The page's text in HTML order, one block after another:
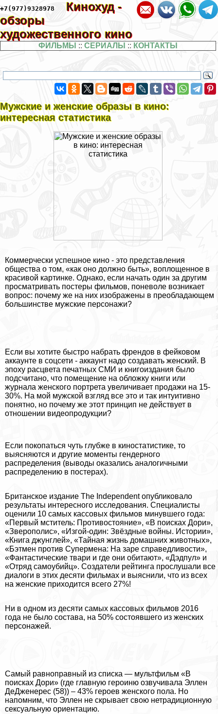
+7(977)9328978
Кинохуд -
обзоры
художественного кино
ФИЛЬМЫ :: СЕРИАЛЫ :: КОНТАКТЫ
Мужские и женские образы в кино:
интересная статистика
Коммерчески успешное кино - это представления
общества о том, «как оно должно быть», воплощенное в
красивой картинке. Однако, если начать один за другим
просматривать постеры фильмов, поневоле возникает
вопрос: почему же на них изображены в преобладающем
большинстве мужские персонажи?
Если вы хотите быстро набрать френдов в фейковом
аккаунте в соцсети - аккаунт надо создавать женский. В
эпоху расцвета печатных СМИ и книгоиздания было
подсчитано, что помещение на обложку книги или
журнала женского портрета увеличивает продажи на 15-
30%. На мой мужской взгляд все это и так интуитивно
понятно, но почему же этот принцип не действует в
отношении видеопродукции?
Если покопаться чуть глубже в киностатистике, то
выясняются и другие моменты гендерного
распределения (выводы оказались аналогичными
распределению в постерах).
Британское издание The Independent опубликовало
результаты интересного исследования. Специалисты
оценили 10 самых кассовых фильмов минувшего года:
«Первый мститель: Противостояние», «В поисках Дори»,
«Зверополис», «Изгой-один: Звёздные войны. Истории»,
«Книга джунглей», «Тайная жизнь домашних животных»,
«Бэтмен против Супермена: На заре справедливости»,
«Фантастические твари и где они обитают», «Дэдпул» и
«Отряд самоубийц». Создатели рейтинга прослушали все
диалоги в этих десяти фильмах и выяснили, что из всех
на женские приходится всего 27%!
Ни в одном из десяти самых кассовых фильмов 2016
года не было состава, на 50% состоявшего из женских
персонажей.
Самый равноправный из списка — мультфильм «В
поисках Дори» (где главную героиню озвучивала Эллен
ДеДженерес (58)) – 43% героев женского пола. Но
напомним, что Эллен не скрывает свою нетрадиционную
ceкcуальную ориентацию.